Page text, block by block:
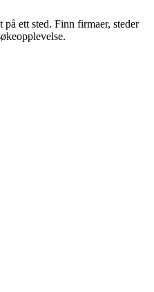
ett sted. Finn firmaer, steder